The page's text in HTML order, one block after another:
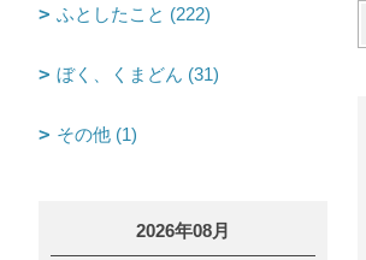
ふとしたこと (222)
ぼく、くまどん (31)
その他 (1)
2026年08月